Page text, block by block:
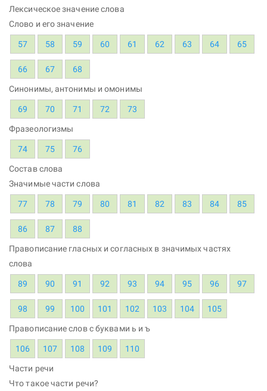
Лексическое значение слова
Слово и его значение
57 58 59 60 61 62 63 64 65
66 67 68
Синонимы, антонимы и омонимы
69 70 71 72 73
Фразеологизмы
74 75 76
Состав слова
Значимые части слова
77 78 79 80 81 82 83 84 85
86 87 88
Правописание гласных и согласных в значимых частях
слова
89 90 91 92 93 94 95 96 97
98 99 100 101 102 103 104 105
Правописание слов с буквами ь и ъ
106 107 108 109 110
Части речи
Что такое части речи?